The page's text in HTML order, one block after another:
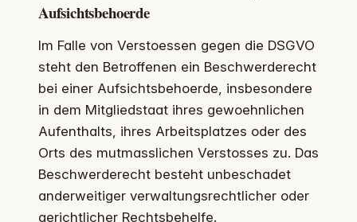
Aufsichtsbehoerde
Im Falle von Verstoessen gegen die DSGVO
steht den Betroffenen ein Beschwerderecht
bei einer Aufsichtsbehoerde, insbesondere
in dem Mitgliedstaat ihres gewoehnlichen
Aufenthalts, ihres Arbeitsplatzes oder des
Orts des mutmasslichen Verstosses zu. Das
Beschwerderecht besteht unbeschadet
anderweitiger verwaltungsrechtlicher oder
gerichtlicher Rechtsbehelfe.